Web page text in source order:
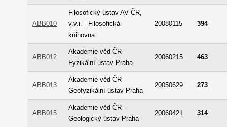
ABB010
Filosofický ústav AV ČR,
v.v.i. - Filosofická
knihovna
20080115 394
ABB012
Akademie věd ČR -
Fyzikální ústav Praha
20060215 463
ABB013
Akademie věd ČR -
Geofyzikální ústav Praha
20050629 273
ABB015
Akademie věd ČR –
Geologický ústav Praha
20060421 314